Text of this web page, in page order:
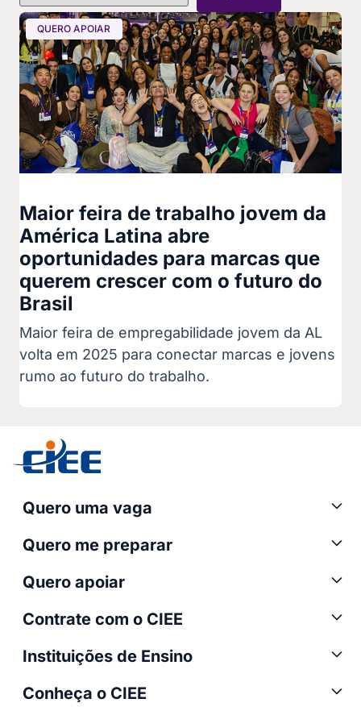
QUERO APOIAR
Maior feira de trabalho jovem da
América Latina abre
oportunidades para marcas que
querem crescer com o futuro do
Brasil
Maior feira de empregabilidade jovem da AL
volta em 2025 para conectar marcas e jovens
rumo ao futuro do trabalho.
Quero uma vaga
Quero me preparar
Quero apoiar
Contrate com o CIEE
Instituições de Ensino
Conheça o CIEE